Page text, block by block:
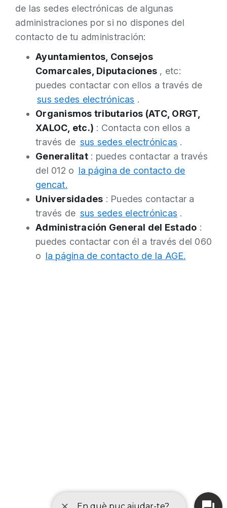
de las sedes electrónicas de algunas
administraciones por si no dispones del
contacto de tu administración:
Ayuntamientos, Consejos
Comarcales, Diputaciones , etc:
puedes contactar con ellos a través de
sus sedes electrónicas .
Organismos tributarios (ATC, ORGT,
XALOC, etc.) : Contacta con ellos a
través de sus sedes electrónicas .
Generalitat: puedes contactar a través
del 012 o la página de contacto de
gencat.
Universidades : Puedes contactar a
través de sus sedes electrónicas .
Administración General del Estado :
puedes contactar con él a través del 060
o la página de contacto de la AGE.